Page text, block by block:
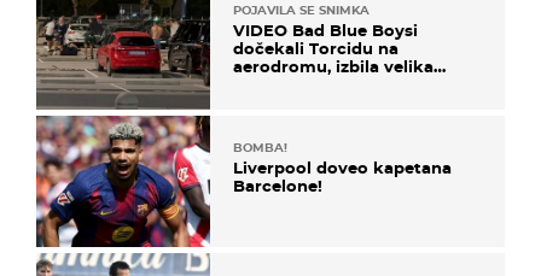
POJAVILA SE SNIMKA
VIDEO Bad Blue Boysi
dočekali Torcidu na
aerodromu, izbila velika
BOMBA!
Liverpool doveo kapetana
Barcelone!